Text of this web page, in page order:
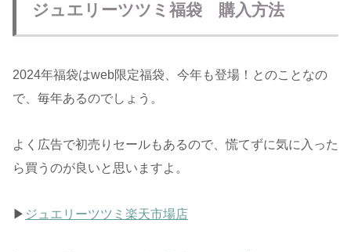
ジュエリーツツミ福袋 購入方法
2024年福袋はweb限定福袋、今年も登場！とのことなの
で、毎年あるのでしょう。
よく広告で初売りセールもあるので、慌てずに気に入った
ら買うのが良いと思いますよ。
▶︎ ジュエリーツツミ楽天市場店